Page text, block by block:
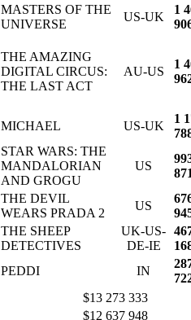
MASTERS OF THE
UNIVERSE
US-UK
1
THE AMAZING
DIGITAL CIRCUS:
THE LAST ACT
AU-US
1
MICHAEL US-UK
1
STAR WARS: THE
MANDALORIAN
AND GROGU
US
THE DEVIL
WEARS PRADA 2
US
THE SHEEP
DETECTIVES
UK-US-
DE-IE
PEDDI IN
$13 273 333
$12 637 948